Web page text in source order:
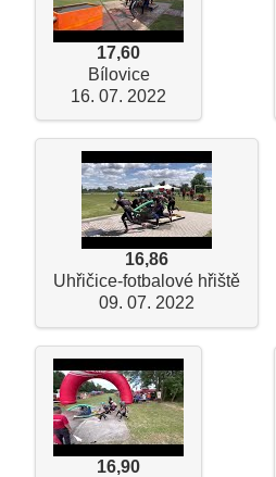
17,60
Bílovice
16. 07. 2022
16,86
Uhřičice-fotbalové hřiště
09. 07. 2022
16,90